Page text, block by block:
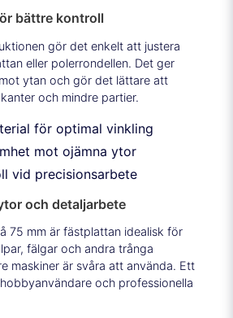
bättre kontroll
gör det enkelt att justera
eller polerrondellen. Det ger
ytan och gör det lättare att
och mindre partier.
för optimal vinkling
mot ojämna ytor
vid precisionsarbete
och detaljarbete
75 mm är fästplattan idealisk för
fälgar och andra trånga
maskiner är svåra att använda. Ett
och professionella